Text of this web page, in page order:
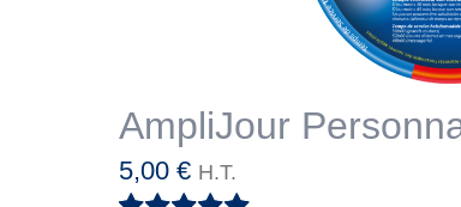
AmpliJour
5,00 € H.T.